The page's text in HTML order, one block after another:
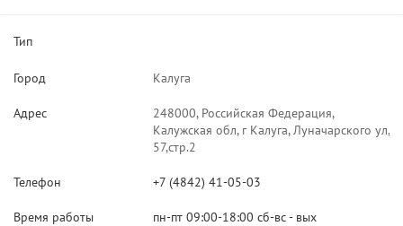
Тип
Город Калуга
Адрес
248000, Российская Федерация,
Калужская обл, г Калуга, Луначарского ул,
57,стр.2
Телефон +7 (4842) 41-05-03
Время работы пн-пт 09:00-18:00 сб-вс - вых